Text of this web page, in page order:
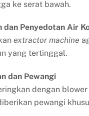
ke serat bawah.
dan Penyedotan Air
extractor machine
yang tertinggal.
dan Pewangi
dengan blower
pewangi